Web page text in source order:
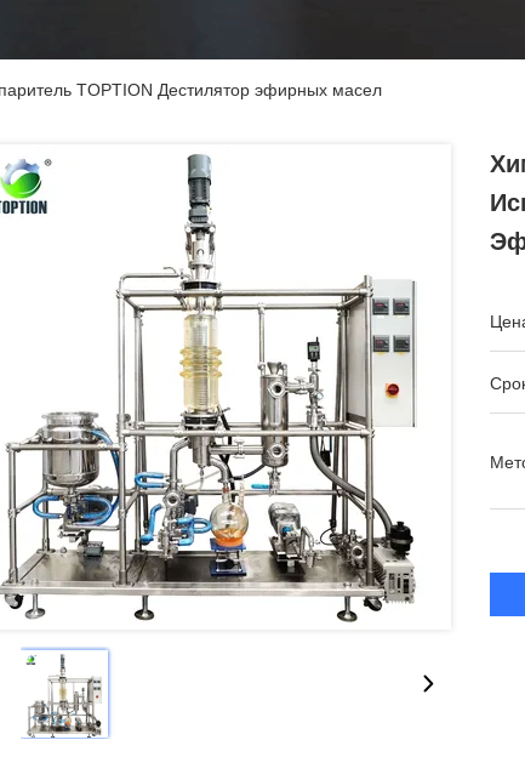
TOPTION Дестилятор эфирных масел